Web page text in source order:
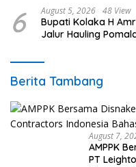
6 August 5, 2026 48 View
Bupati Kolaka H
Jalur Hauling Pomalaa. *Butuh
Berita Tambang
August 7,
AMPPK
PT